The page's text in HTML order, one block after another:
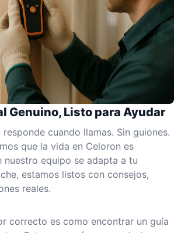
Genuino, Listo para Ayudar
cuando llamas. Sin guiones.
que la vida en Celoron es
nuestro equipo se adapta a tu
estamos listos con consejos,
reales.
correcto es como encontrar un guía